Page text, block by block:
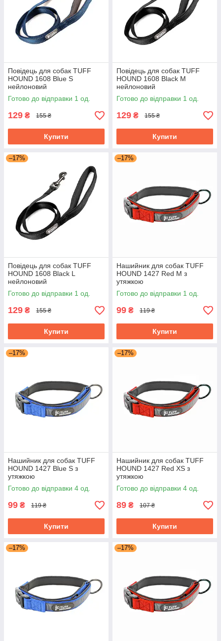
Повідець для собак TUFF
HOUND 1608 Blue S
нейлоновий
Готово до відправки 1 од.
129 ₴ 155 ₴
Купити
Повідець для собак TUFF
HOUND 1608 Black M
нейлоновий
Готово до відправки 1 од.
129 ₴ 155 ₴
Купити
–17%
Повідець для собак TUFF
HOUND 1608 Black L
нейлоновий
Готово до відправки 1 од.
129 ₴ 155 ₴
Купити
–17%
Нашийник для собак TUFF
HOUND 1427 Red M з
утяжкою
Готово до відправки 1 од.
99 ₴ 119 ₴
Купити
–17%
Нашийник для собак TUFF
HOUND 1427 Blue S з
утяжкою
Готово до відправки 4 од.
99 ₴ 119 ₴
Купити
–17%
Нашийник для собак TUFF
HOUND 1427 Red XS з
утяжкою
Готово до відправки 4 од.
89 ₴ 107 ₴
Купити
–17% –17%